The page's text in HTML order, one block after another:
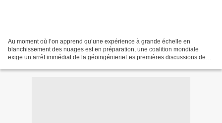
Au moment où l’on apprend qu’une expérience à grande échelle en
blanchissement des nuages est en préparation, une coalition mondiale
exige un arrêt immédiat de la géoingénierieLes premières discussions de